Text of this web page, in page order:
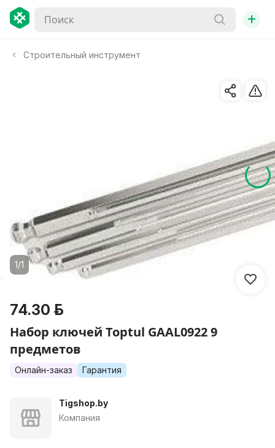
+
Строительный инструмент
1/1
74.30 р.
Набор ключей Toptul GAAL0922 9
предметов
Онлайн-заказ Гарантия
Tigshop.by
Компания